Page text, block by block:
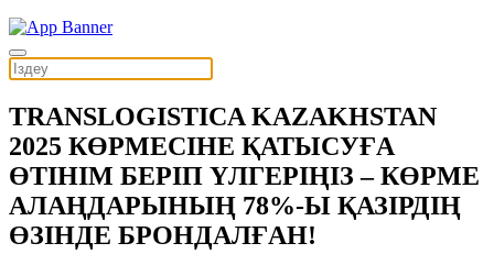
TRANSLOGISTICA KAZAKHSTAN
2025 КӨРМЕСІНЕ ҚАТЫСУҒА
ӨТІНІМ БЕРІП ҮЛГЕРІҢІЗ – КӨРМЕ
АЛАҢДАРЫНЫҢ 78%-Ы ҚАЗІРДІҢ
ӨЗІНДЕ БРОНДАЛҒАН!